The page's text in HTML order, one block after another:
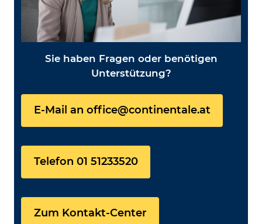
Sie haben Fragen oder benötigen
Unterstützung?
E-Mail an office@continentale.at
Telefon 01 51233520
Zum Kontakt-Center